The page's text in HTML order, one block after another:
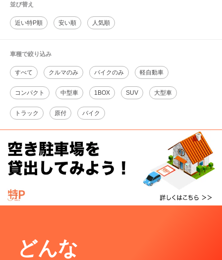
並び替え
近い特P順 安い順 人気順
車種で絞り込み
すべて クルマのみ バイクのみ 軽自動車
コンパクト 中型車 1BOX SUV 大型車
トラック 原付 バイク
どんな